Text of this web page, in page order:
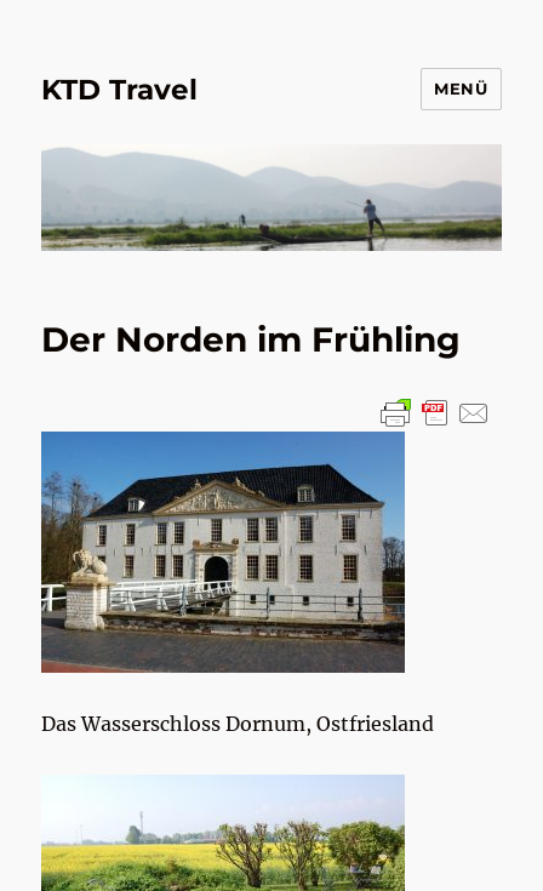
KTD Travel MENÜ
Der Norden im Frühling
Das Wasserschloss Dornum, Ostfriesland